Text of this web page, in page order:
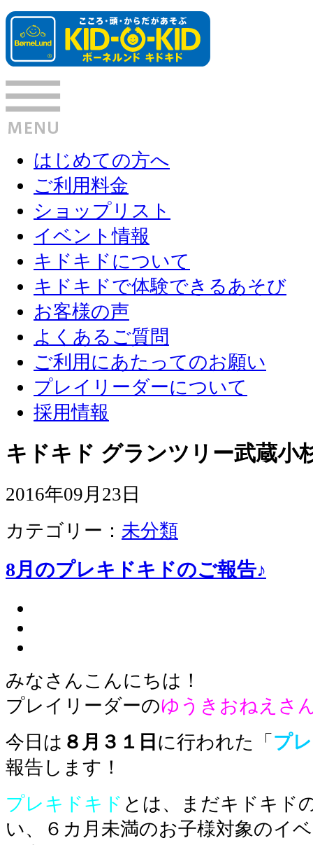
はじめての方へ
ご利用料金
ショップリスト
イベント情報
キドキドについて
キドキドで体験できるあそび
お客様の声
よくあるご質問
ご利用にあたってのお願い
プレイリーダーについて
採用情報
キドキド グランツリー武蔵小
2016年09月23日
カテゴリー： 未分類
8月のプレキドキドのご報告♪
みなさんこんにちは！
プレイリーダーのゆうきおねえさ
今日は ８月３１日 に行われた「 プ
報告します！
プレキドキド とは、まだキドキド
い、６カ月未満のお子様対象のイ